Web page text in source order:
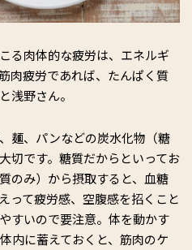
る肉体的な疲労は、エネルギ
肉疲労であれば、たんぱく質
浅野さん。
麺、パンなどの炭水化物（糖
切です。糖質だからといってお
のみ）から摂取すると、血糖
って疲労感、空腹感を招くこと
すいので要注意。体を動かす
内に蓄えておくと、筋肉のケ